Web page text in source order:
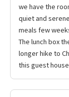
we have the
quiet and
meals few
The lunch box
longer hike to
this guest